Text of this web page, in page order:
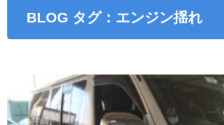
BLOG タグ：エンジン揺れ